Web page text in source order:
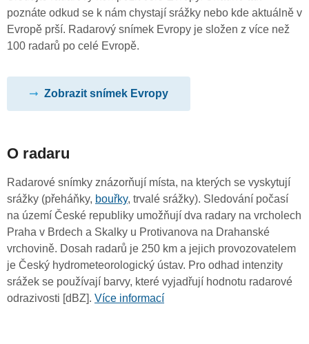
poznáte odkud se k nám chystají srážky nebo kde aktuálně v
Evropě prší. Radarový snímek Evropy je složen z více než
100 radarů po celé Evropě.
Zobrazit snímek Evropy
O radaru
Radarové snímky znázorňují místa, na kterých se vyskytují
srážky (přeháňky, bouřky, trvalé srážky). Sledování počasí
na území České republiky umožňují dva radary na vrcholech
Praha v Brdech a Skalky u Protivanova na Drahanské
vrchovině. Dosah radarů je 250 km a jejich provozovatelem
je Český hydrometeorologický ústav. Pro odhad intenzity
srážek se používají barvy, které vyjadřují hodnotu radarové
odrazivosti [dBZ]. Více informací